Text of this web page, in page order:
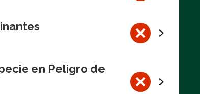
en Peligro de